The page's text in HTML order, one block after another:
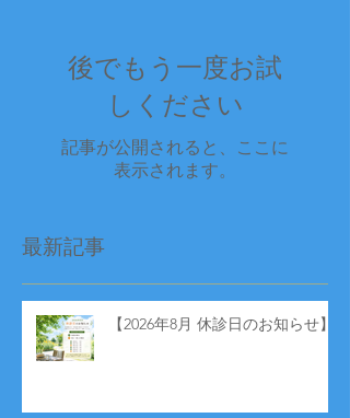
後でもう一度お試
しください
記事が公開されると、ここに
表示されます。
最新記事
【2026年8月 休診日のお知らせ】